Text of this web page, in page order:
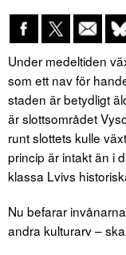
Under medeltiden
som ett nav för
staden är betydligt
är slottsområdet
runt slottets kulle
princip är intakt än i
klassa Lvivs
Nu befarar
andra kulturarv –